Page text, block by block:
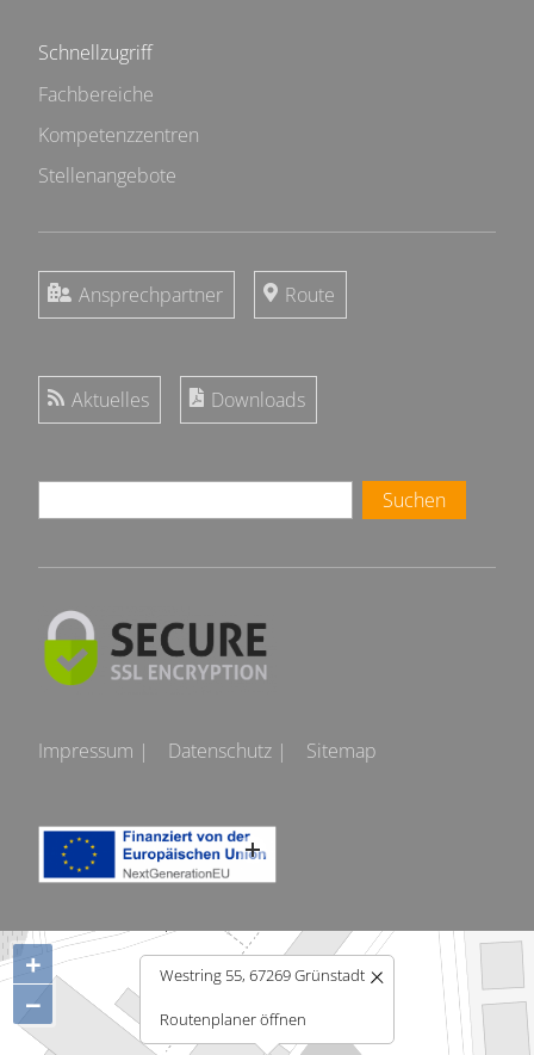
Schnellzugriff
Fachbereiche
Kompetenzzentren
Stellenangebote
Ansprechpartner Route
Aktuelles Downloads
Suchen
Impressum | Datenschutz | Sitemap
Westring 55, 67269 Grünstadt
Routenplaner öffnen
+
−